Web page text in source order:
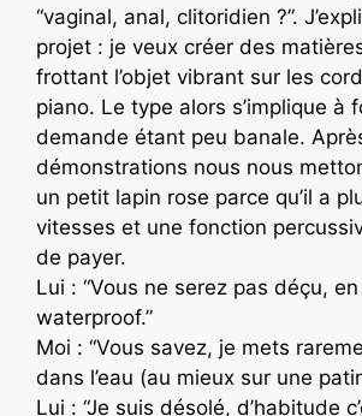
“vaginal, anal, clitoridien ?”.
projet : je veux créer des
frottant l’objet vibrant sur les
piano. Le type alors s’implique à
demande étant peu banale.
démonstrations nous nous
un petit lapin rose parce qu’il a
vitesses et une fonction
de payer.
Lui : “Vous ne serez pas déçu,
waterproof.”
Moi : “Vous savez, je mets
dans l’eau (au mieux sur une
Lui : “Je suis désolé, d’habitude